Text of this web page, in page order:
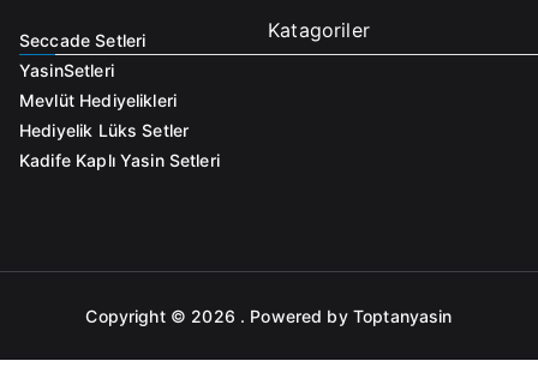
Katagoriler
Seccade Setleri
YasinSetleri
Mevlüt Hediyelikleri
Hediyelik Lüks Setler
Kadife Kaplı Yasin Setleri
Copyright © 2026 . Powered by Toptanyasin